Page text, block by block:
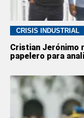
CRISIS INDUSTRIAL
Cristian Jerónimo
papelero para